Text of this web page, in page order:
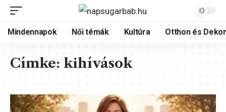
Mindennapok Női témák Kultúra Otthon és
Címke: kihívások